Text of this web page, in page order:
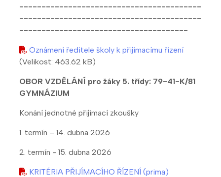
-----------------------------------------
-----------------------------------------
--------------------------------------
Oznámení ředitele školy k přijímacímu řízení
(Velikost: 463.62 kB)
OBOR VZDĚLÁNÍ pro žáky 5. třídy: 79-41-K/81
GYMNÁZIUM
Konání jednotné přijímací zkoušky
1. termín – 14. dubna 2026
2. termín - 15. dubna 2026
KRITÉRIA PŘIJÍMACÍHO ŘÍZENÍ (prima)